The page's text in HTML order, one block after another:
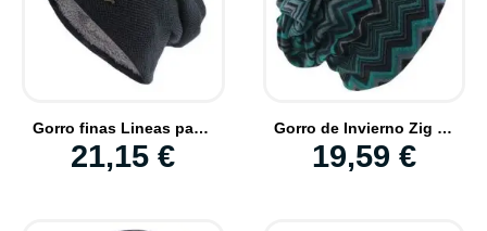
Gorro finas Lineas para Invierno Esqui perfecto
21,15 €
Gorro de Invierno Zig Zag Hombre y Mujer Ligero
19,59 €